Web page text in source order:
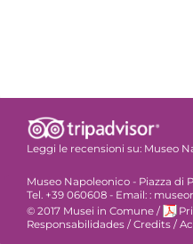
Leggi le recensioni su: Museo
Museo Napoleonico - Piazza di
Tel. +39 060608 - Email: :
© 2017 Musei in Comune /
Responsabilidades /Credits /